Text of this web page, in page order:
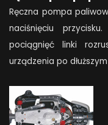
Ręczna pompa
naciśnięciu
pociągnięć linki
urządzenia po